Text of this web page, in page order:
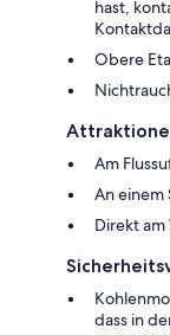
hast,
Obere
Am
An einem
Direkt
dass in